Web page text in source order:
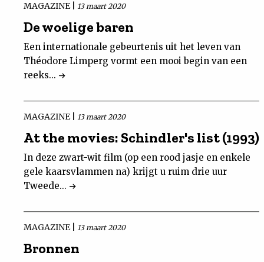
MAGAZINE | 13 maart 2020
De woelige baren
Een internationale gebeurtenis uit het leven van
Théodore Limperg vormt een mooi begin van een
reeks...
MAGAZINE | 13 maart 2020
At the movies: Schindler's list (1993)
In deze zwart-wit film (op een rood jasje en enkele
gele kaarsvlammen na) krijgt u ruim drie uur
Tweede...
MAGAZINE | 13 maart 2020
Bronnen